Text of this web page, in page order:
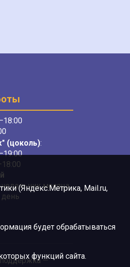
(цоколь):
месяца
—
(Яндекс.Метрика, Mail.ru,
будет обрабатываться
функций сайта.